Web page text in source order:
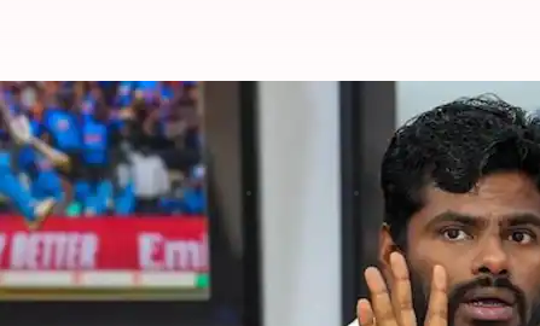
"சாட்டையால்
அண்ணாமலை அறிவித்த
எழுதியவர் Venkatalakshmi V 04:38 pm
செய்தி முன்னோட்டம்
நாட்டையே உலுக்கியுள்ள சென்னை